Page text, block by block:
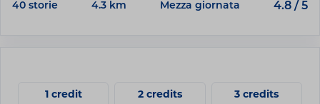
40 storie 4.3 km Mezza giornata 4.8 / 5
1 credit 2 credits 3 credits